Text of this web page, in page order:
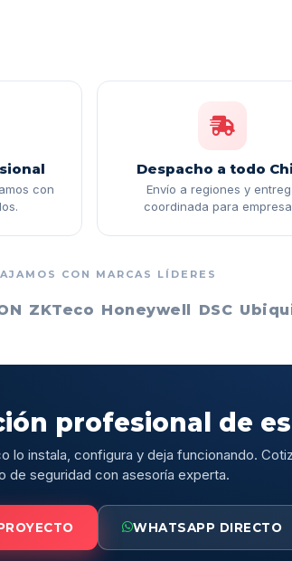
con
Despacho a todo
Envío a regiones y
coordinada para
CON MARCAS LÍDERES
ZKTeco Honeywell DSC
profesional de
lo instala, configura y deja funcionando.
de seguridad con asesoría experta.
WHATSAPP DIRECTO